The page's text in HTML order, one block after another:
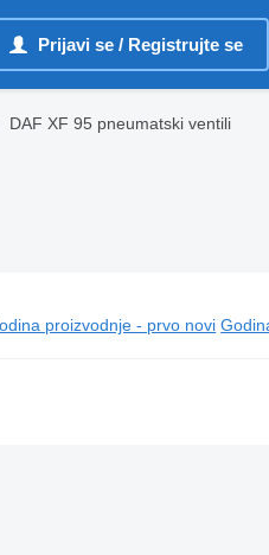
Prijavi se / Registrujte se
DAF XF 95 pneumatski ventili
proizvodnje - prvo novi